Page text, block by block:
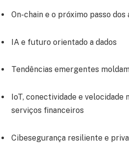
On-chain e o próximo passo
IA e futuro orientado a dados
Tendências emergentes
IoT, conectividade e velocidade
serviços financeiros
Cibesegurança resiliente e